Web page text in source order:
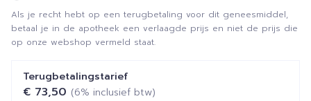
Als je recht hebt op een terugbetaling voor dit geneesmiddel,
betaal je in de apotheek een verlaagde prijs en niet de prijs die
op onze webshop vermeld staat.
Terugbetalingstarief
€ 73,50 (6% inclusief btw)